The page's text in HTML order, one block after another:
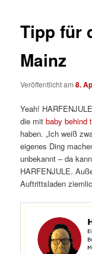
Tipp für
Mainz
Veröffentlicht am8.
Yeah!
die mitbaby behind
haben. „Ich weiß
eigenes Ding
unbekannt – da
HARFENJULE.
Auftrittsladen